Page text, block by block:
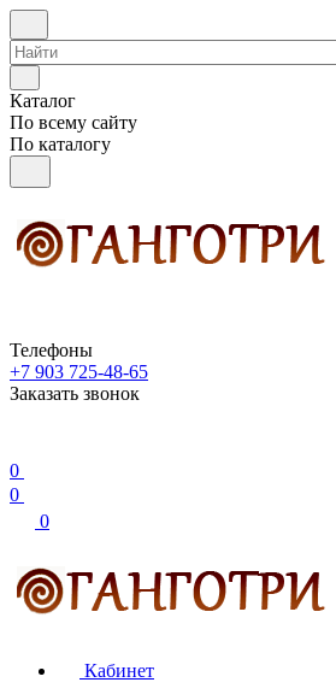
Каталог
По всему сайту
По каталогу
Телефоны
+7 903 725-48-65
Заказать звонок
0
0
0
Кабинет